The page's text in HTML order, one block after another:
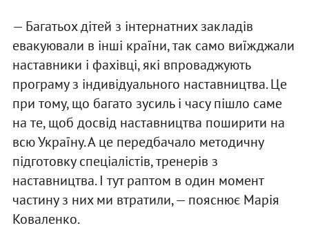
— Багатьох дітей з інтернатних закладів
евакуювали в інші країни, так само виїжджали
наставники і фахівці, які впроваджують
програму з індивідуального наставництва. Це
при тому, що багато зусиль і часу пішло саме
на те, щоб досвід наставництва поширити на
всю Україну. А це передбачало методичну
підготовку спеціалістів, тренерів з
наставництва. І тут раптом в один момент
частину з них ми втратили, — пояснює Марія
Коваленко.